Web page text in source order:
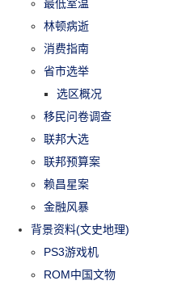
最低室温
林顿病逝
消费指南
省市选举
选区概况
移民问卷调查
联邦大选
联邦预算案
赖昌星案
金融风暴
背景资料(文史地理)
PS3游戏机
ROM中国文物